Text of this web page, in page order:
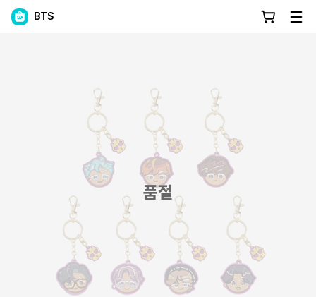
BTS
품절